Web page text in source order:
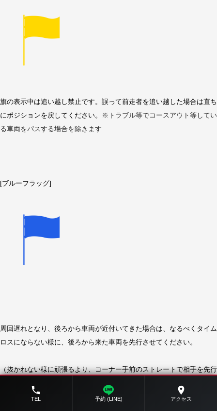
旗の表示中は追い越し禁止です。誤って前走者を追い越した場合は直ち
にポジションを戻してください。
※トラブル等でコースアウト等してい
る車両をパスする場合を除きます
[ブルーフラッグ]
周回遅れとなり、後ろから車両が近付いてきた場合は、なるべくタイム
ロスにならない様に、後ろから来た車両を先行させてください。
（抜かれない様に頑張るより、コーナー手前のストレートで相手を先行
TEL 予約 (LINE) アクセス